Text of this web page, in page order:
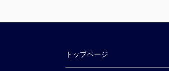
トップページ